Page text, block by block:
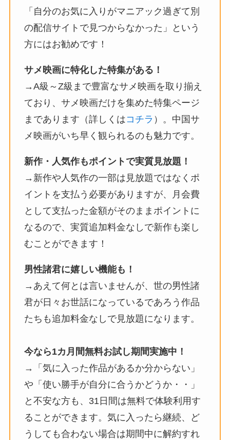
「自分のお気に入りがマニアック過ぎて別
の配信サイトで見つからなかった」という
方にはお勧めです！
サメ映画に特化した特集がある！
→A級～Z級まで豊富なサメ映画を取り揃え
ており、サメ映画だけを集めた特集ページ
まであります（詳しくはコチラ ）。中国サ
メ映画がいち早く観られるのも魅力です。
新作・人気作もポイントで実質見放題！
→新作や人気作の一部は見放題ではなくポ
イントを支払う必要がありますが、月会費
として支払った金額がそのままポイントに
なるので、実質追加料金なしで新作も楽し
むことができます！
男性諸君に嬉しい機能も！
→あえて何とは言いませんが、世の男性諸
君が日々お世話になっているであろう作品
たちも追加料金なしで見放題になります。
今なら1カ月間無料お試し期間実施中！
→「気に入った作品があるか分からない」
や「使い勝手が自分に合うかどうか・・」
と不安な方も、31日間は無料で体験利用す
ることができます。気に入ったら継続、ど
うしても合わない場合は期間中に解約すれ